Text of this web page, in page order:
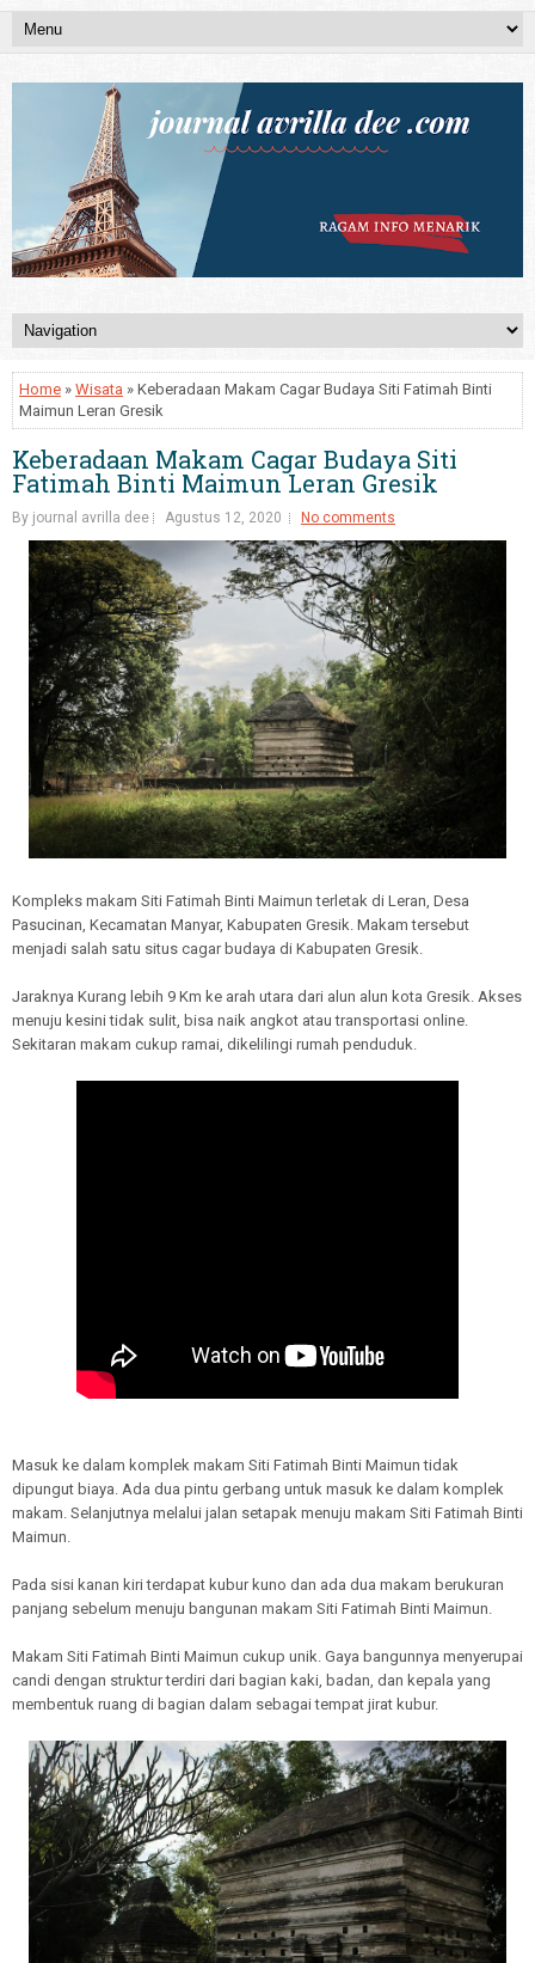
Home » Wisata » Keberadaan Makam Cagar Budaya Siti Fatimah Binti
Maimun Leran Gresik
Keberadaan Makam Cagar Budaya Siti
Fatimah Binti Maimun Leran Gresik
By journal avrilla dee Agustus 12, 2020 No comments
Kompleks makam Siti Fatimah Binti Maimun terletak di Leran, Desa
Pasucinan, Kecamatan Manyar, Kabupaten Gresik. Makam tersebut
menjadi salah satu situs cagar budaya di Kabupaten Gresik.
Jaraknya Kurang lebih 9 Km ke arah utara dari alun alun kota Gresik. Akses
menuju kesini tidak sulit, bisa naik angkot atau transportasi online.
Sekitaran makam cukup ramai, dikelilingi rumah penduduk.
Masuk ke dalam komplek makam Siti Fatimah Binti Maimun tidak
dipungut biaya. Ada dua pintu gerbang untuk masuk ke dalam komplek
makam. Selanjutnya melalui jalan setapak menuju makam Siti Fatimah Binti
Maimun.
Pada sisi kanan kiri terdapat kubur kuno dan ada dua makam berukuran
panjang sebelum menuju bangunan makam Siti Fatimah Binti Maimun.
Makam Siti Fatimah Binti Maimun cukup unik. Gaya bangunnya menyerupai
candi dengan struktur terdiri dari bagian kaki, badan, dan kepala yang
membentuk ruang di bagian dalam sebagai tempat jirat kubur.